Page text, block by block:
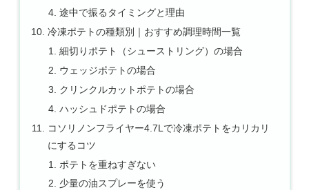
途中で振るタイミングと理由
冷凍ポテトの種類別｜おすすめ調理時間一覧
細切りポテト（シューストリング）の場合
ウェッジポテトの場合
クリンクルカットポテトの場合
ハッシュドポテトの場合
コソリノンフライヤー4.7Lで冷凍ポテトをカリカリ
にするコツ
ポテトを重ねすぎない
少量の油スプレーを使う